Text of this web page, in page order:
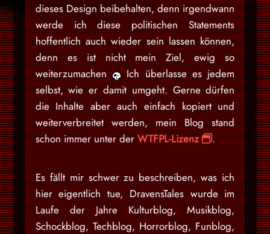
dieses Design beibehalten, denn irgendwann
werde ich diese politischen Statements
hoffentlich auch wieder sein lassen können,
denn es ist nicht mein Ziel, ewig so
weiterzumachen
Ich überlasse es jedem
selbst, wie er damit umgeht. Gerne dürfen
die Inhalte aber auch einfach kopiert und
weiterverbreitet werden, mein Blog stand
schon immer unter der WTFPL-Lizenz .
Es fällt mir schwer zu beschreiben, was ich
hier eigentlich tue, DravensTales wurde im
Laufe der Jahre Kulturblog, Musikblog,
Schockblog, Techblog, Horrorblog, Funblog,